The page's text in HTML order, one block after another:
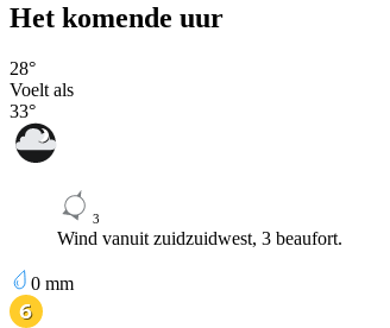
Het komende uur
28°
Voelt als
33°
3
Wind vanuit zuidzuidwest, 3 beaufort.
0 mm